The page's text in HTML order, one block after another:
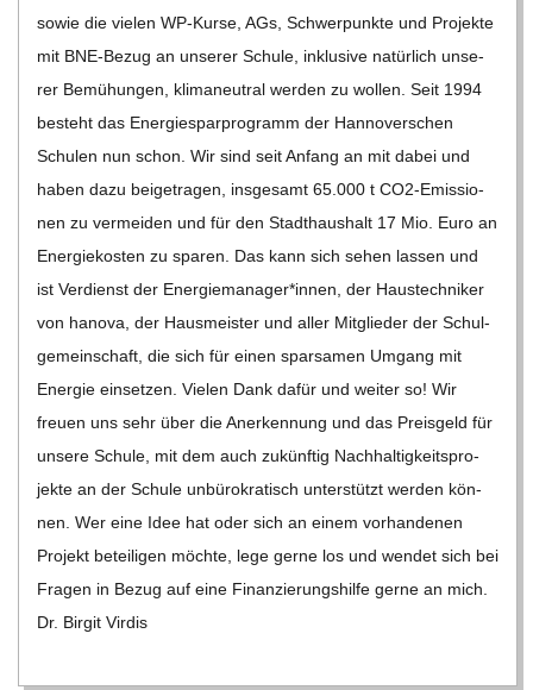
sowie die vie­len WP-Kurse, AGs, Schwer­punkte und Pro­jekte
mit BNE-Bezug an unse­rer Schule, inklu­sive natür­lich unse­
rer Bemü­hun­gen, kli­ma­neu­tral wer­den zu wol­len. Seit 1994
besteht das Ener­gie­spar­pro­gramm der Han­no­ver­schen
Schu­len nun schon. Wir sind seit Anfang an mit dabei und
haben dazu bei­getra­gen, ins­ge­samt 65.000 t CO2-Emis­­sio­­
nen zu ver­mei­den und für den Stadt­haus­halt 17 Mio. Euro an
Ener­gie­kos­ten zu spa­ren. Das kann sich sehen las­sen und
ist Ver­dienst der Energiemanager*innen, der Haus­tech­ni­ker
von hanova, der Haus­meis­ter und aller Mit­glie­der der Schul­
ge­mein­schaft, die sich für einen spar­sa­men Umgang mit
Ener­gie ein­set­zen. Vie­len Dank dafür und wei­ter so! Wir
freuen uns sehr über die Aner­ken­nung und das Preis­geld für
unsere Schule, mit dem auch zukünf­tig Nach­hal­tig­keits­pro­
jekte an der Schule unbü­ro­kra­tisch unter­stützt wer­den kön­
nen. Wer eine Idee hat oder sich an einem vor­han­de­nen
Pro­jekt betei­li­gen möchte, lege gerne los und wen­det sich bei
Fra­gen in Bezug auf eine Finan­zie­rungs­hilfe gerne an mich.
Dr. Bir­git Vir­dis